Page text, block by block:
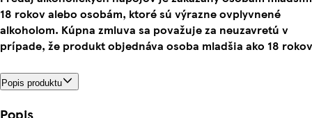
18 rokov alebo osobám, ktoré sú výrazne ovplyvnené
alkoholom. Kúpna zmluva sa považuje za neuzavretú v
prípade, že produkt objednáva osoba mladšia ako 18
Popis produktu
Popis